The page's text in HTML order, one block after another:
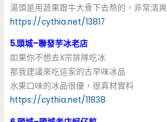
湯頭是用蔬果跟牛大骨下去熬的，非常清爽
https://cythia.net/13817
5.頭城–聯發芋冰老店
如果你不想去X宗排隊吃冰
那我建議來吃這家的古早味冰品
水果口味的冰品很優，很真材實料
https://cythia.net/11838